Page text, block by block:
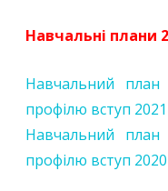
Навчальні плани
Навчальний план
профілю вступ
Навчальний план
профілю вступ